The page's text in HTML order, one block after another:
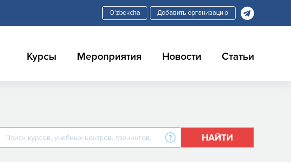
Добавить организацию
Курсы Мероприятия Новости Статьи
НАЙТИ